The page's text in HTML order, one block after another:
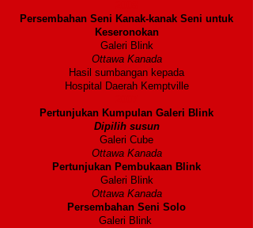
Persembahan Seni Kanak-kanak Seni untuk
Keseronokan
Galeri Blink
Ottawa Kanada
Hasil sumbangan kepada
Hospital Daerah Kemptville
Pertunjukan Kumpulan Galeri Blink
Dipilih susun
Galeri Cube
Ottawa Kanada
Pertunjukan Pembukaan Blink
Galeri Blink
Ottawa Kanada
Persembahan Seni Solo
Galeri Blink